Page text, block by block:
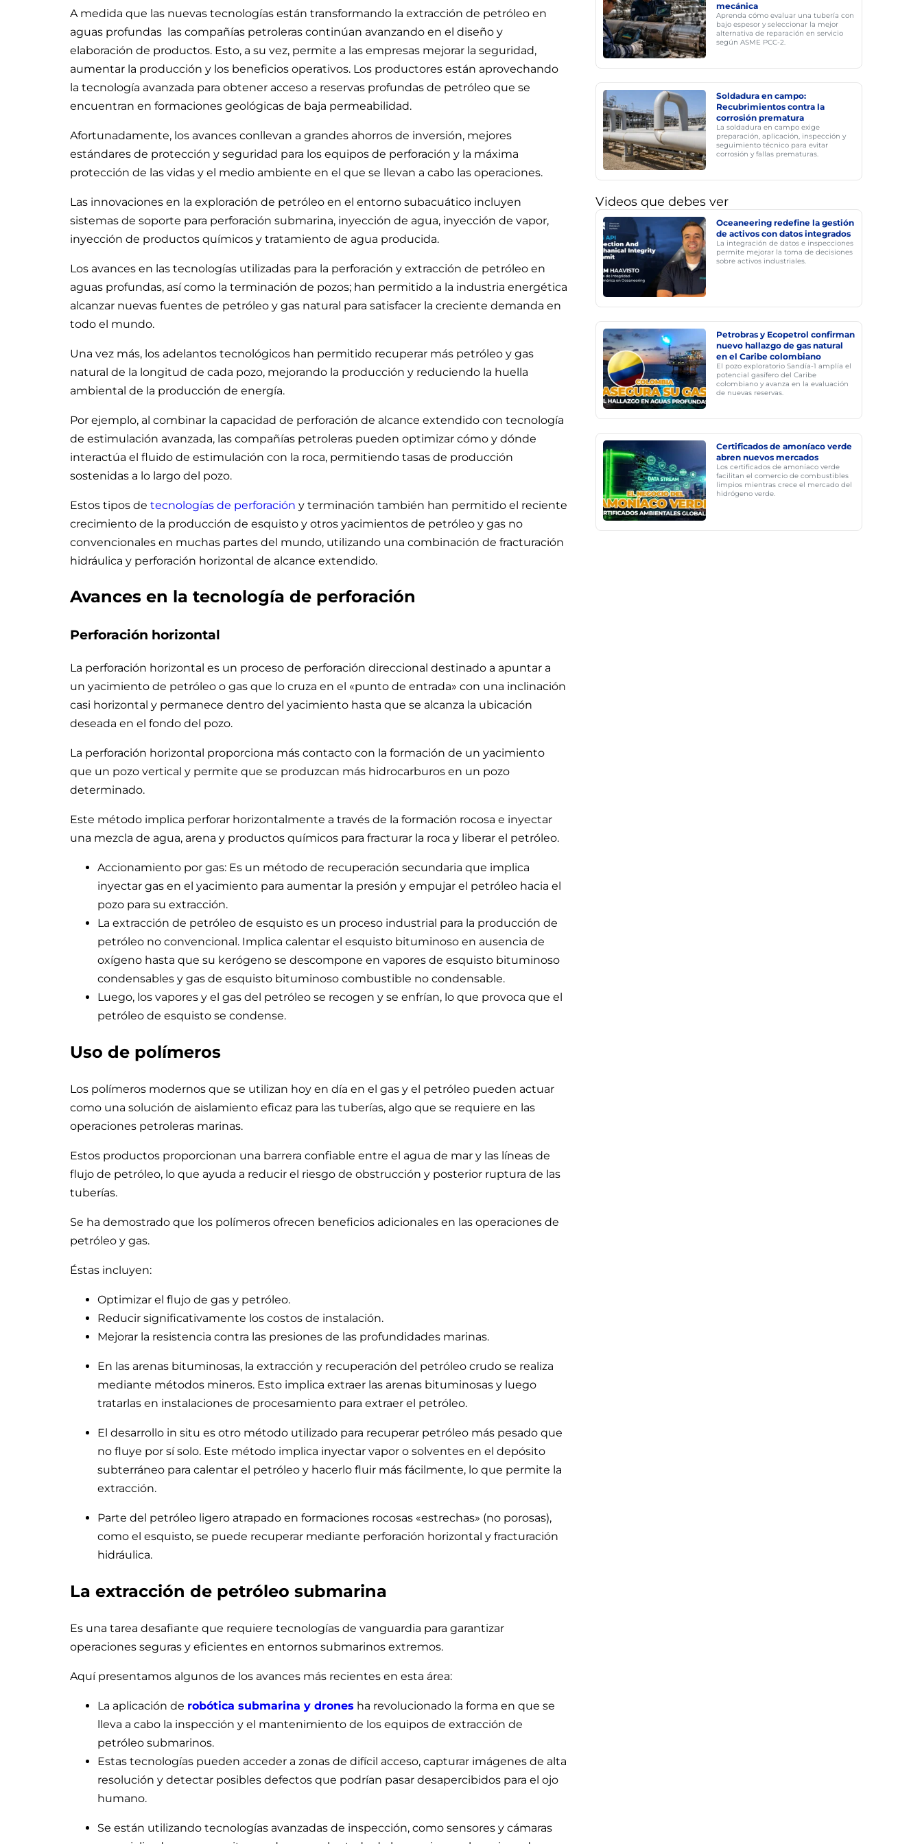
A medida que las nuevas tecnologías están transformando la extracción de petróleo en
aguas profundas las compañías petroleras continúan avanzando en el diseño y
elaboración de productos. Esto, a su vez, permite a las empresas mejorar la seguridad,
aumentar la producción y los beneficios operativos. Los productores están aprovechando
la tecnología avanzada para obtener acceso a reservas profundas de petróleo que se
encuentran en formaciones geológicas de baja permeabilidad.
Afortunadamente, los avances conllevan a grandes ahorros de inversión, mejores
estándares de protección y seguridad para los equipos de perforación y la máxima
protección de las vidas y el medio ambiente en el que se llevan a cabo las operaciones.
Las innovaciones en la exploración de petróleo en el entorno subacuático incluyen
sistemas de soporte para perforación submarina, inyección de agua, inyección de vapor,
inyección de productos químicos y tratamiento de agua producida.
Los avances en las tecnologías utilizadas para la perforación y extracción de petróleo en
aguas profundas, así como la terminación de pozos; han permitido a la industria energética
alcanzar nuevas fuentes de petróleo y gas natural para satisfacer la creciente demanda en
todo el mundo.
Una vez más, los adelantos tecnológicos han permitido recuperar más petróleo y gas
natural de la longitud de cada pozo, mejorando la producción y reduciendo la huella
ambiental de la producción de energía.
Por ejemplo, al combinar la capacidad de perforación de alcance extendido con tecnología
de estimulación avanzada, las compañías petroleras pueden optimizar cómo y dónde
interactúa el fluido de estimulación con la roca, permitiendo tasas de producción
sostenidas a lo largo del pozo.
Estos tipos de tecnologías de perforación y terminación también han permitido el reciente
crecimiento de la producción de esquisto y otros yacimientos de petróleo y gas no
convencionales en muchas partes del mundo, utilizando una combinación de fracturación
hidráulica y perforación horizontal de alcance extendido.
Avances en la tecnología de perforación
Perforación horizontal
La perforación horizontal es un proceso de perforación direccional destinado a apuntar a
un yacimiento de petróleo o gas que lo cruza en el «punto de entrada» con una inclinación
casi horizontal y permanece dentro del yacimiento hasta que se alcanza la ubicación
deseada en el fondo del pozo.
La perforación horizontal proporciona más contacto con la formación de un yacimiento
que un pozo vertical y permite que se produzcan más hidrocarburos en un pozo
determinado.
Este método implica perforar horizontalmente a través de la formación rocosa e inyectar
una mezcla de agua, arena y productos químicos para fracturar la roca y liberar el petróleo.
Accionamiento por gas: Es un método de recuperación secundaria que implica
inyectar gas en el yacimiento para aumentar la presión y empujar el petróleo hacia el
pozo para su extracción.
La extracción de petróleo de esquisto es un proceso industrial para la producción de
petróleo no convencional. Implica calentar el esquisto bituminoso en ausencia de
oxígeno hasta que su kerógeno se descompone en vapores de esquisto bituminoso
condensables y gas de esquisto bituminoso combustible no condensable.
Luego, los vapores y el gas del petróleo se recogen y se enfrían, lo que provoca que el
petróleo de esquisto se condense.
Uso de polímeros
Los polímeros modernos que se utilizan hoy en día en el gas y el petróleo pueden actuar
como una solución de aislamiento eficaz para las tuberías, algo que se requiere en las
operaciones petroleras marinas.
Estos productos proporcionan una barrera confiable entre el agua de mar y las líneas de
flujo de petróleo, lo que ayuda a reducir el riesgo de obstrucción y posterior ruptura de las
tuberías.
Se ha demostrado que los polímeros ofrecen beneficios adicionales en las operaciones de
petróleo y gas.
Éstas incluyen:
Optimizar el flujo de gas y petróleo.
Reducir significativamente los costos de instalación.
Mejorar la resistencia contra las presiones de las profundidades marinas.
En las arenas bituminosas, la extracción y recuperación del petróleo crudo se realiza
mediante métodos mineros. Esto implica extraer las arenas bituminosas y luego
tratarlas en instalaciones de procesamiento para extraer el petróleo.
El desarrollo in situ es otro método utilizado para recuperar petróleo más pesado que
no fluye por sí solo. Este método implica inyectar vapor o solventes en el depósito
subterráneo para calentar el petróleo y hacerlo fluir más fácilmente, lo que permite la
extracción.
Parte del petróleo ligero atrapado en formaciones rocosas «estrechas» (no porosas),
como el esquisto, se puede recuperar mediante perforación horizontal y fracturación
hidráulica.
La extracción de petróleo submarina
Es una tarea desafiante que requiere tecnologías de vanguardia para garantizar
operaciones seguras y eficientes en entornos submarinos extremos.
Aquí presentamos algunos de los avances más recientes en esta área:
La aplicación de robótica submarina y drones ha revolucionado la forma en que se
lleva a cabo la inspección y el mantenimiento de los equipos de extracción de
petróleo submarinos.
Estas tecnologías pueden acceder a zonas de difícil acceso, capturar imágenes de alta
resolución y detectar posibles defectos que podrían pasar desapercibidos para el ojo
humano.
Se están utilizando tecnologías avanzadas de inspección, como sensores y cámaras
mecánica
Aprenda cómo evaluar una tubería con
bajo espesor y seleccionar la mejor
alternativa de reparación en servicio
según ASME PCC-2.
Soldadura en campo:
Recubrimientos contra la
corrosión prematura
La soldadura en campo exige
preparación, aplicación, inspección y
seguimiento técnico para evitar
corrosión y fallas prematuras.
Videos que debes ver
Oceaneering redefine la gestión
de activos con datos integrados
La integración de datos e inspecciones
permite mejorar la toma de decisiones
sobre activos industriales.
Petrobras y Ecopetrol confirman
nuevo hallazgo de gas natural
en el Caribe colombiano
El pozo exploratorio Sandía-1 amplía el
potencial gasífero del Caribe
colombiano y avanza en la evaluación
de nuevas reservas.
Certificados de amoníaco verde
abren nuevos mercados
Los certificados de amoníaco verde
facilitan el comercio de combustibles
limpios mientras crece el mercado del
hidrógeno verde.